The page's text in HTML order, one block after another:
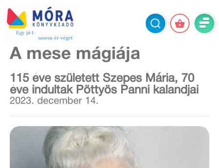
A mese mágiája
115 éve született Szepes Mária, 70
éve indultak Pöttyös Panni kalandjai
2023. december 14.